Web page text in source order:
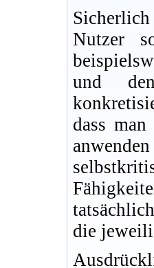
Nutzer
und
dass
die